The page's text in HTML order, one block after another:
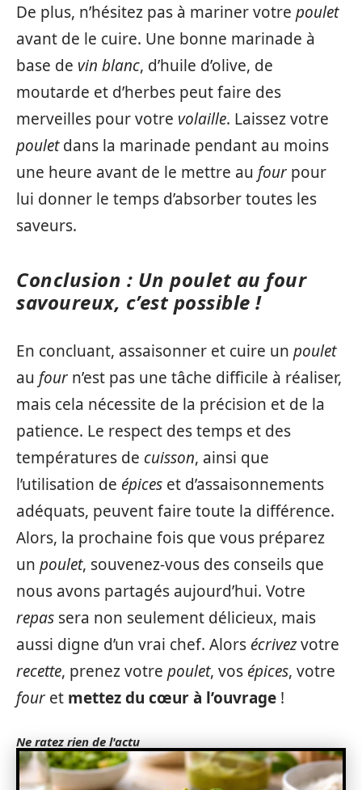
De plus, n’hésitez pas à mariner votre poulet
avant de le cuire. Une bonne marinade à
base de vin blanc, d’huile d’olive, de
moutarde et d’herbes peut faire des
merveilles pour votre volaille. Laissez votre
pouletdans la marinade pendant au moins
une heure avant de le mettre au four pour
lui donner le temps d’absorber toutes les
saveurs.
Conclusion : Un poulet au four
savoureux, c’est possible !
En concluant, assaisonner et cuire un poulet
au four n’est pas une tâche difficile à réaliser,
mais cela nécessite de la précision et de la
patience. Le respect des temps et des
températures de cuisson, ainsi que
l’utilisation de épices et d’assaisonnements
adéquats, peuvent faire toute la différence.
Alors, la prochaine fois que vous préparez
un poulet, souvenez-vous des conseils que
nous avons partagés aujourd’hui. Votre
repas sera non seulement délicieux, mais
aussi digne d’un vrai chef. Alors écrivezvotre
recette, prenez votre poulet, vos épices, votre
four et mettez du cœur à l’ouvrage !
Ne ratez rien de l'actu